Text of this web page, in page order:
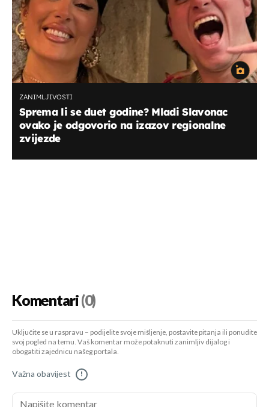
ZANIMLJIVOSTI
Sprema li se duet godine? Mladi Slavonac
ovako je odgovorio na izazov regionalne
zvijezde
Komentari(0)
Uključite se u raspravu – podijelite svoje mišljenje, postavite pitanja ili ponudite
svoj pogled na temu. Vaš komentar može potaknuti zanimljiv dijalog i
obogatiti zajednicu našeg portala.
Važna obavijest !